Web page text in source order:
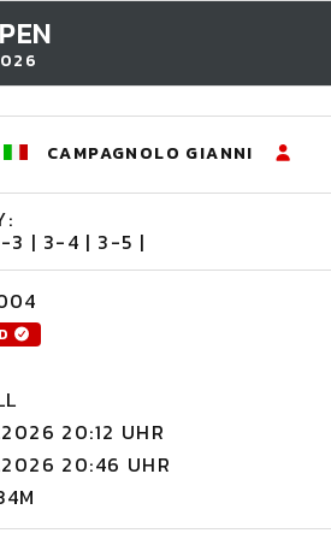
CAMPAGNOLO GIANNI
3 | 3-4 | 3-5 |
20:12 UHR
20:46 UHR